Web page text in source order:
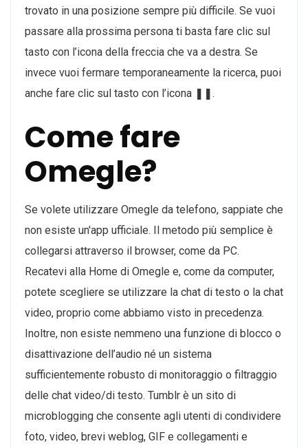
trovato in una posizione sempre più difficile. Se vuoi
passare alla prossima persona ti basta fare clic sul
tasto con l’icona della freccia che va a destra. Se
invece vuoi fermare temporaneamente la ricerca, puoi
anche fare clic sul tasto con l’icona ❚❚.
Come fare
Omegle?
Se volete utilizzare Omegle da telefono, sappiate che
non esiste un'app ufficiale. Il metodo più semplice è
collegarsi attraverso il browser, come da PC.
Recatevi alla Home di Omegle e, come da computer,
potete scegliere se utilizzare la chat di testo o la chat
video, proprio come abbiamo visto in precedenza.
Inoltre, non esiste nemmeno una funzione di blocco o
disattivazione dell’audio né un sistema
sufficientemente robusto di monitoraggio o filtraggio
delle chat video/di testo. Tumblr è un sito di
microblogging che consente agli utenti di condividere
foto, video, brevi weblog, GIF e collegamenti e